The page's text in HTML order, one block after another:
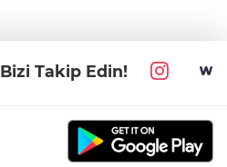
Bizi Takip Edin!